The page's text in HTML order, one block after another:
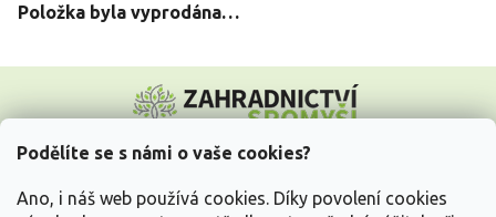
Podělíte se s námi o vaše cookies?
Ano, i náš web používá cookies. Díky povolení cookies
Položka byla vyprodána…
p
Vše o nákupu